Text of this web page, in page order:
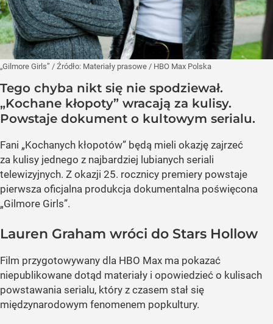
„Gilmore Girls” / Źródło: Materiały prasowe / HBO Max Polska
Tego chyba nikt się nie spodziewał.
„Kochane kłopoty” wracają za kulisy.
Powstaje dokument o kultowym serialu.
Fani „Kochanych kłopotów” będą mieli okazję zajrzeć
za kulisy jednego z najbardziej lubianych seriali
telewizyjnych. Z okazji 25. rocznicy premiery powstaje
pierwsza oficjalna produkcja dokumentalna poświęcona
„Gilmore Girls”.
Lauren Graham wróci do Stars Hollow
Film przygotowywany dla HBO Max ma pokazać
niepublikowane dotąd materiały i opowiedzieć o kulisach
powstawania serialu, który z czasem stał się
międzynarodowym fenomenem popkultury.